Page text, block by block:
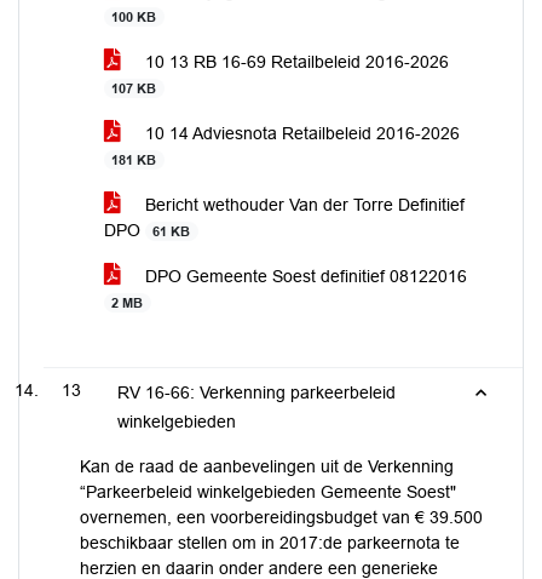
100 KB
10 13 RB 16-69 Retailbeleid 2016-2026
107 KB
10 14 Adviesnota Retailbeleid 2016-2026
181 KB
Bericht wethouder Van der Torre Definitief
DPO
61 KB
DPO Gemeente Soest definitief 08122016
2 MB
13
RV 16-66: Verkenning parkeerbeleid
winkelgebieden
Kan de raad de aanbevelingen uit de Verkenning
“Parkeerbeleid winkelgebieden Gemeente Soest"
overnemen, een voorbereidingsbudget van € 39.500
beschikbaar stellen om in 2017:de parkeernota te
herzien en daarin onder andere een generieke